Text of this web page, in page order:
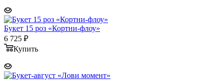
Букет 15 роз «Кортни-флоу»
6 725 ₽
Купить